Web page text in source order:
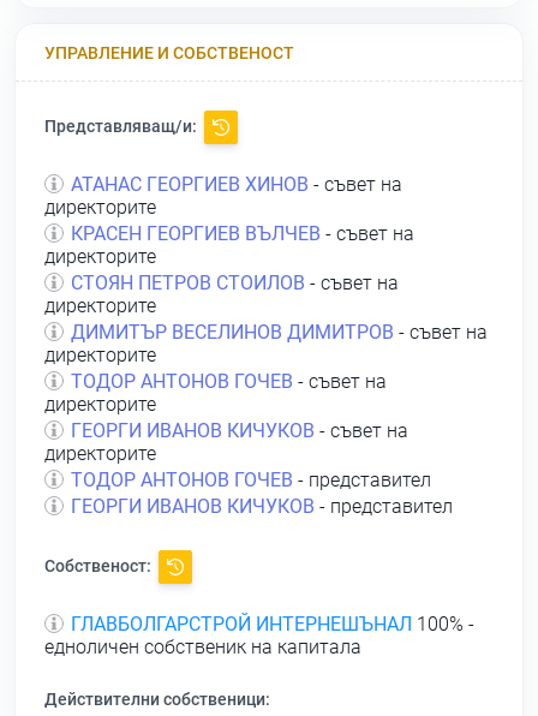
УПРАВЛЕНИЕ И СОБСТВЕНОСТ
Представляващ/и:
АТАНАС ГЕОРГИЕВ ХИНОВ - съвет на
директорите
КРАСЕН ГЕОРГИЕВ ВЪЛЧЕВ - съвет на
директорите
СТОЯН ПЕТРОВ СТОИЛОВ - съвет на
директорите
ДИМИТЪР ВЕСЕЛИНОВ ДИМИТРОВ - съвет на
директорите
ТОДОР АНТОНОВ ГОЧЕВ - съвет на
директорите
ГЕОРГИ ИВАНОВ КИЧУКОВ - съвет на
директорите
ТОДОР АНТОНОВ ГОЧЕВ - представител
ГЕОРГИ ИВАНОВ КИЧУКОВ - представител
Собственост:
ГЛАВБОЛГАРСТРОЙ ИНТЕРНЕШЪНАЛ 100% -
едноличен собственик на капитала
Действителни собственици: